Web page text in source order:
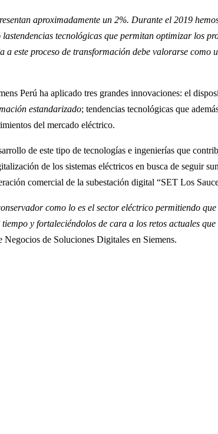
aproximadamente un 2%. Durante el 2019
tecnológicas que permitan optimizar los
este proceso de transformación debe valorarse como
Perú ha aplicado tres grandes innovaciones: el
estandarizado; tendencias tecnológicas que
del mercado eléctrico.
de este tipo de tecnologías e ingenierías que
de los sistemas eléctricos en busca de seguir
comercial de la subestación digital “SET Los
como lo es el sector eléctrico permitiendo
y fortaleciéndolos de cara a los retos actuales
de Soluciones Digitales en Siemens.